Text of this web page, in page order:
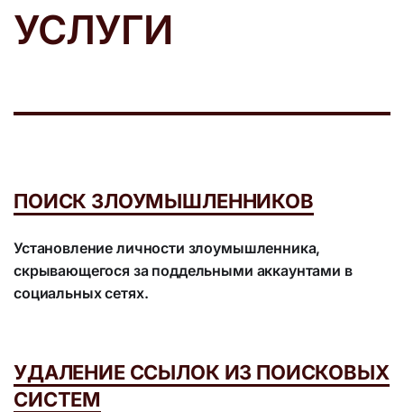
УСЛУГИ
ПОИСК ЗЛОУМЫШЛЕННИКОВ
Установление личности злоумышленника,
скрывающегося за поддельными аккаунтами в
социальных сетях.
УДАЛЕНИЕ ССЫЛОК ИЗ ПОИСКОВЫХ
СИСТЕМ